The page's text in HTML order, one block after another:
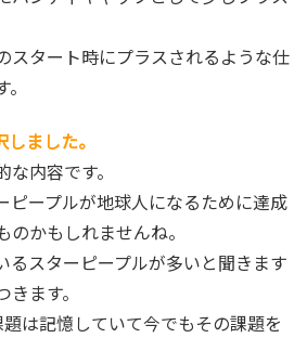
スタート時にプラスされるような仕
ました。
内容です。
ピープルが地球人になるために達成
かもしれませんね。
るスターピープルが多いと聞きます
ます。
は記憶していて今でもその課題を